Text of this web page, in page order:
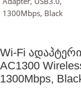
Wi-Fi
AC1300
1300Mbps,